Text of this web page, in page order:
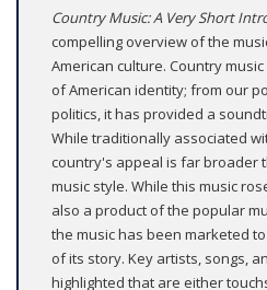
Country Music: A Very Short
compelling overview of the
American culture. Country
of American identity; from our
politics, it has provided a
While traditionally associated
country's appeal is far broader
music style. While this music
also a product of the popular
the music has been marketed
of its story. Key artists, songs,
highlighted that are either